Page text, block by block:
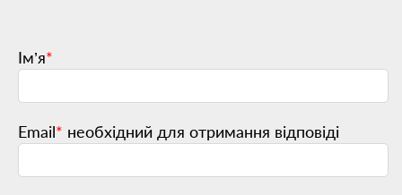
Ім’я*
Email* необхідний для отримання відповіді